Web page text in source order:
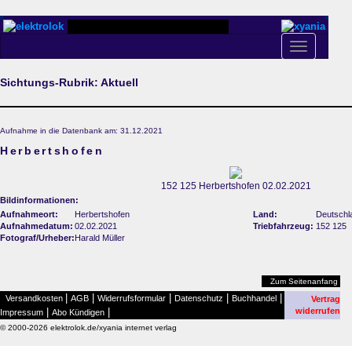
Toggle
navigation
Sichtungs-Rubrik: Aktuell
Aufnahme in die Datenbank am: 31.12.2021
Herbertshofen
152 125 Herbertshofen 02.02.2021
Bildinformationen:
Aufnahmeort:
Herbertshofen Land:
Aufnahmedatum: 02.02.2021 Triebfahrzeug: 152 125
Fotograf/Urheber:Harald Müller
Zum Seitenanfang
Versandkosten AGB Widerrufsformular Datenschutz Buchhandel
Impressum Abo Kündigen
Vertrag
widerrufen
© 2000-2026 elektrolok.de/xyania internet verlag